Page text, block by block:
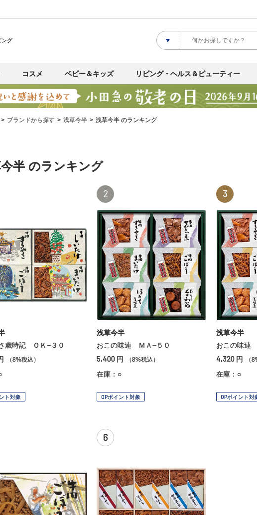
ング
コスメ ベビー＆キッズ リビング・ヘルス＆ビューティー
ブランドから探す 浅草今半 浅草今半 のランキング
半 のランキング
歳時記 ＯＫ−３０
（8%税込）
ト対象
2
浅草今半
おこの味連 ＭＡ−５０
5,400 円 （8%税込）
在庫：○
OPポイント対象
3
浅草今半
おこの味連
4,320 円 （
在庫：○
OPポイント対
6